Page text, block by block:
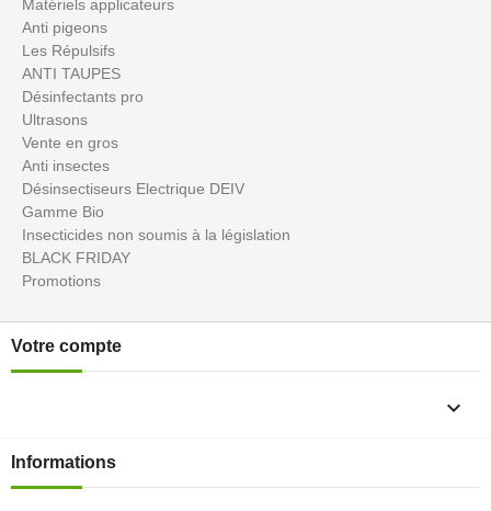
Matériels applicateurs
Anti pigeons
Les Répulsifs
ANTI TAUPES
Désinfectants pro
Ultrasons
Vente en gros
Anti insectes
Désinsectiseurs Electrique DEIV
Gamme Bio
Insecticides non soumis à la législation
BLACK FRIDAY
Promotions
Votre compte

Informations